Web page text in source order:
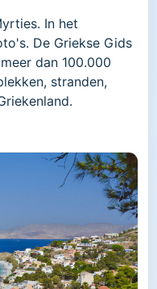
In het
De Griekse Gids
dan 100.000
stranden,